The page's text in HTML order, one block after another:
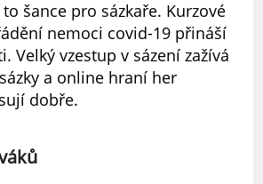
šance pro sázkaře. Kurzové
nemoci covid-19 přináší
Velký vzestup v sázení zažívá
a online hraní her
dobře.